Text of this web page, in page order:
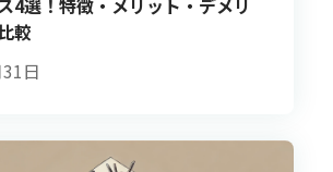
較
日